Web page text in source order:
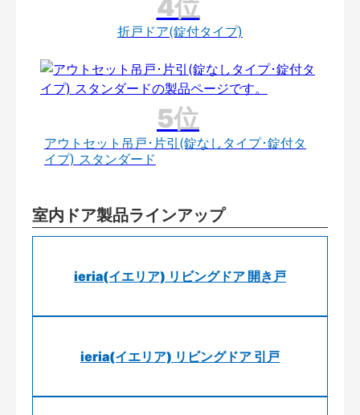
折戸ドア(錠付タイプ)
アウトセット吊戸･片引(錠なしタイプ･錠付タ
イプ) スタンダード
室内ドア製品ラインアップ
ieria(イエリア) リビングドア 開き戸
ieria(イエリア) リビングドア 引戸